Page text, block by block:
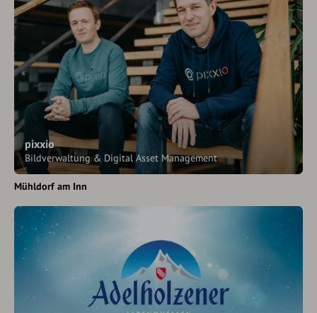
pixxio
Bildverwaltung & Digital Asset Management
Mühldorf am Inn